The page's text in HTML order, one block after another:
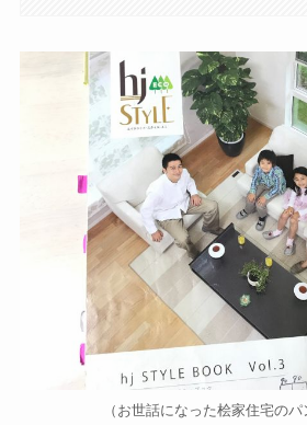
（お世話になった桧家住宅のパ